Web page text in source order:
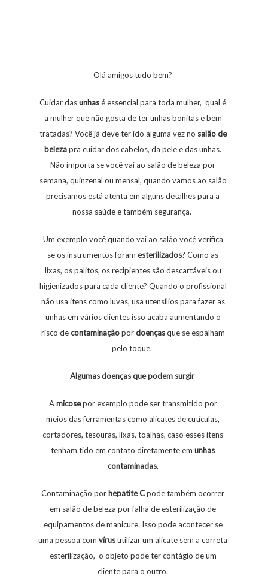
Olá amigos tudo bem?
Cuidar dasunhasé essencial para toda mulher, qual é
a mulher que não gosta de ter unhas bonitas e bem
tratadas? Você já deve ter ido alguma vez no salãode
belezapra cuidar dos cabelos, da pele e das unhas.
Não importa se você vai ao salão de beleza por
semana, quinzenal ou mensal, quando vamos ao salão
precisamos está atenta em alguns detalhes para a
nossa saúde e também segurança.
Um exemplo você quando vai ao salão você verifica
se os instrumentos foramesterilizados? Como as
lixas, os palitos, os recipientes são descartáveis ou
higienizados para cada cliente? Quando o profissional
não usa itens como luvas, usa utensílios para fazer as
unhas em vários clientes isso acaba aumentando o
risco decontaminaçãopordoençasque se espalham
pelo toque.
Algumas doenças que podem surgir
Amicosepor exemplo pode ser transmitido por
meios das ferramentas como alicates de cutículas,
cortadores, tesouras, lixas, toalhas, caso esses itens
tenham tido em contato diretamente emunhas
contaminadas.
Contaminação por hepatiteCpode também ocorrer
em salão de beleza por falha de esterilização de
equipamentos de manicure. Isso pode acontecer se
uma pessoa comvírusutilizar um alicate sem a correta
esterilização, o objeto pode ter contágio de um
cliente para o outro.